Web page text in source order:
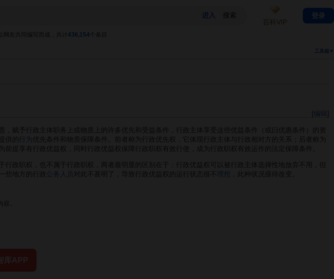
位网友共同编写而成，共计 436,154 个条目
工具箱▼
[编辑
责，赋予行政主体职务上或物质上的许多优先和受益条件，行政主体享受这些优益条件（或曰优惠条件）的资
供的 行为 优先条件和物质保障条件。前者称为行政优先权，它体现行政主体与行政相对方的关系；后者称为
为前提享有行政优益权，同时行政优益权保障行政职权有效行使，成为行政职权有效运作的法定保障条件。
职权，也不属于行政职权，两者最明显的区别在于：行政优益权可以被行政主体选择性地放弃不用，但
些地方的行政 公务人员 对此不甚明了，导致行政优益权的运行状态很不 理想 ，此种状况亟待改变。
容。
百科VIP
登录